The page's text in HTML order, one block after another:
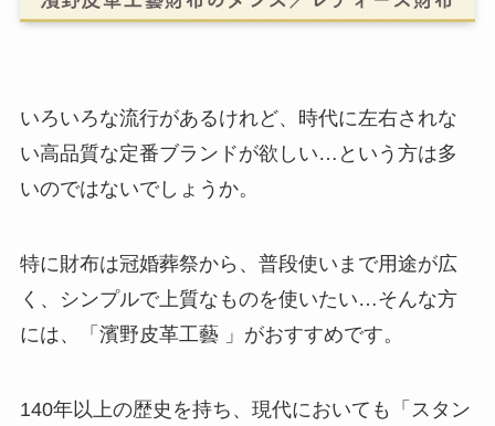
いろいろな流行があるけれど、時代に左右されな
い高品質な定番ブランドが欲しい…という方は多
いのではないでしょうか。
特に財布は冠婚葬祭から、普段使いまで用途が広
く、シンプルで上質なものを使いたい…そんな方
には、「濱野皮革工藝 」がおすすめです。
140年以上の歴史を持ち、現代においても「スタン